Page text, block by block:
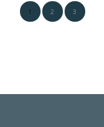
1 2 3